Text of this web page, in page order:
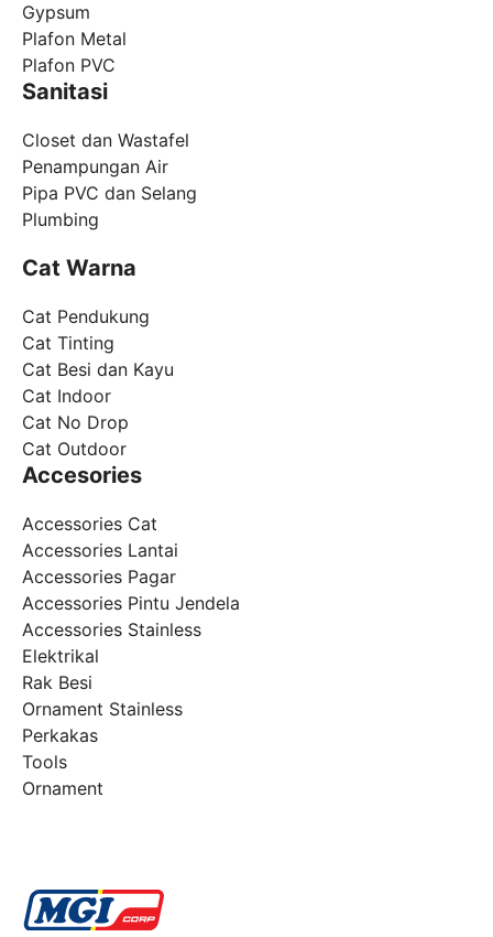
Gypsum
Plafon Metal
Plafon PVC
Sanitasi
Closet dan Wastafel
Penampungan Air
Pipa PVC dan Selang
Plumbing
Cat Warna
Cat Pendukung
Cat Tinting
Cat Besi dan Kayu
Cat Indoor
Cat No Drop
Cat Outdoor
Accesories
Accessories Cat
Accessories Lantai
Accessories Pagar
Accessories Pintu Jendela
Accessories Stainless
Elektrikal
Rak Besi
Ornament Stainless
Perkakas
Tools
Ornament